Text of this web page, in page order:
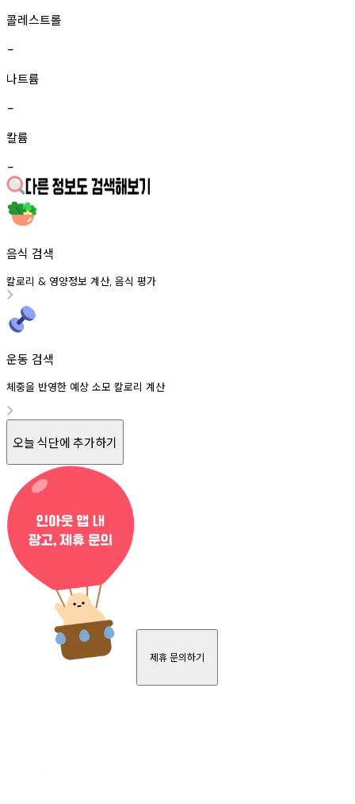
콜레스트롤
-
나트륨
-
칼륨
-
음식 검색
칼로리 & 영양정보 계산, 음식 평가
운동 검색
체중을 반영한 예상 소모 칼로리 계산
오늘 식단에 추가하기
제휴 문의하기